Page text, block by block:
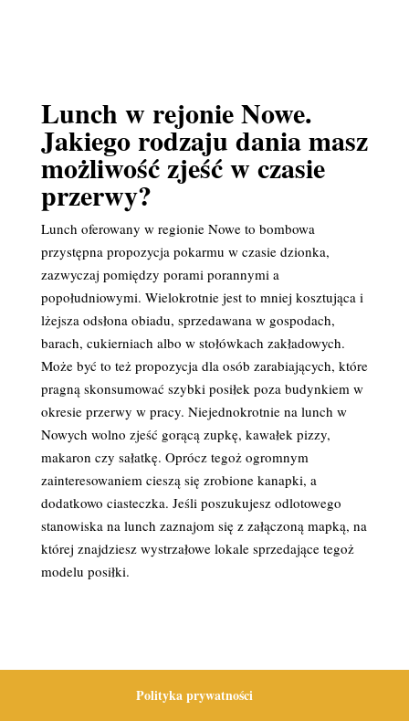
Lunch w rejonie Nowe.
Jakiego rodzaju dania masz
możliwość zjeść w czasie
przerwy?
Lunch oferowany w regionie Nowe to bombowa
przystępna propozycja pokarmu w czasie dzionka,
zazwyczaj pomiędzy porami porannymi a
popołudniowymi. Wielokrotnie jest to mniej kosztująca i
lżejsza odsłona obiadu, sprzedawana w gospodach,
barach, cukierniach albo w stołówkach zakładowych.
Może być to też propozycja dla osób zarabiających, które
pragną skonsumować szybki posiłek poza budynkiem w
okresie przerwy w pracy. Niejednokrotnie na lunch w
Nowych wolno zjeść gorącą zupkę, kawałek pizzy,
makaron czy sałatkę. Oprócz tegoż ogromnym
zainteresowaniem cieszą się zrobione kanapki, a
dodatkowo ciasteczka. Jeśli poszukujesz odlotowego
stanowiska na lunch zaznajom się z załączoną mapką, na
której znajdziesz wystrzałowe lokale sprzedające tegoż
modelu posiłki.
Polityka prywatności